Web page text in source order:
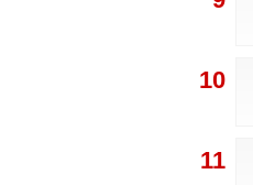
10
11